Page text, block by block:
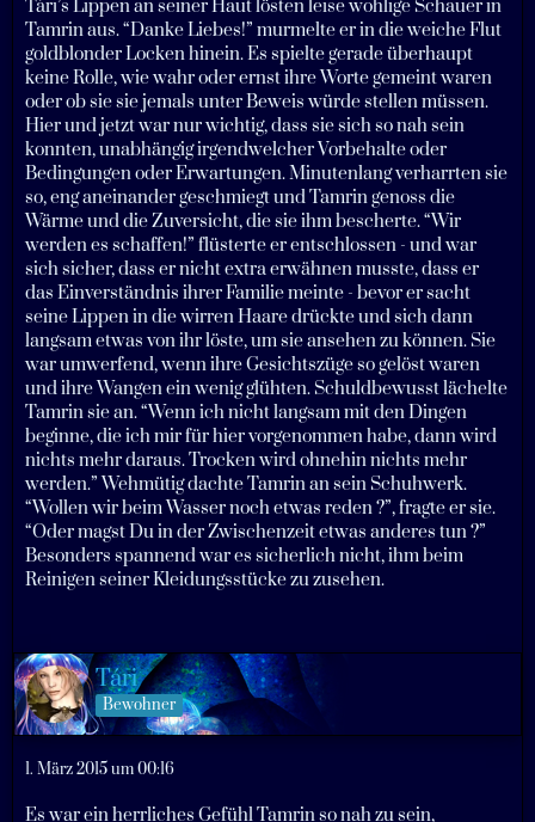
Tári’s Lippen an seiner Haut lösten leise wohlige Schauer in
Tamrin aus. “Danke Liebes!” murmelte er in die weiche Flut
goldblonder Locken hinein. Es spielte gerade überhaupt
keine Rolle, wie wahr oder ernst ihre Worte gemeint waren
oder ob sie sie jemals unter Beweis würde stellen müssen.
Hier und jetzt war nur wichtig, dass sie sich so nah sein
konnten, unabhängig irgendwelcher Vorbehalte oder
Bedingungen oder Erwartungen. Minutenlang verharrten sie
so, eng aneinander geschmiegt und Tamrin genoss die
Wärme und die Zuversicht, die sie ihm bescherte. “Wir
werden es schaffen!” flüsterte er entschlossen - und war
sich sicher, dass er nicht extra erwähnen musste, dass er
das Einverständnis ihrer Familie meinte - bevor er sacht
seine Lippen in die wirren Haare drückte und sich dann
langsam etwas von ihr löste, um sie ansehen zu können. Sie
war umwerfend, wenn ihre Gesichtszüge so gelöst waren
und ihre Wangen ein wenig glühten. Schuldbewusst lächelte
Tamrin sie an. “Wenn ich nicht langsam mit den Dingen
beginne, die ich mir für hier vorgenommen habe, dann wird
nichts mehr daraus. Trocken wird ohnehin nichts mehr
werden.” Wehmütig dachte Tamrin an sein Schuhwerk.
“Wollen wir beim Wasser noch etwas reden ?”, fragte er sie.
“Oder magst Du in der Zwischenzeit etwas anderes tun ?”
Besonders spannend war es sicherlich nicht, ihm beim
Reinigen seiner Kleidungsstücke zu zusehen.
Tári
Bewohner
1. März 2015 um 00:16
Es war ein herrliches Gefühl Tamrin so nah zu sein,